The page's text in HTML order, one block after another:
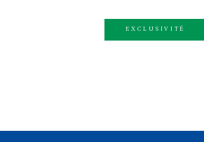
EXCLUSIVITÉ